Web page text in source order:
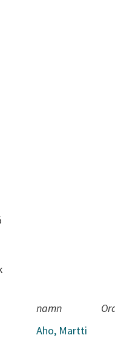
namn
Aho, Martti